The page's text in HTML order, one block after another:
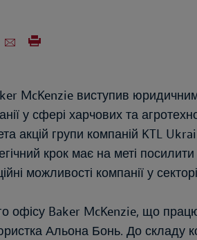
McKenzie виступив
у сфері харчових та
акцій групи компаній KTL
крок має на меті
можливості компанії у
офісу Baker McKenzie, що
Альона Бонь. До складу